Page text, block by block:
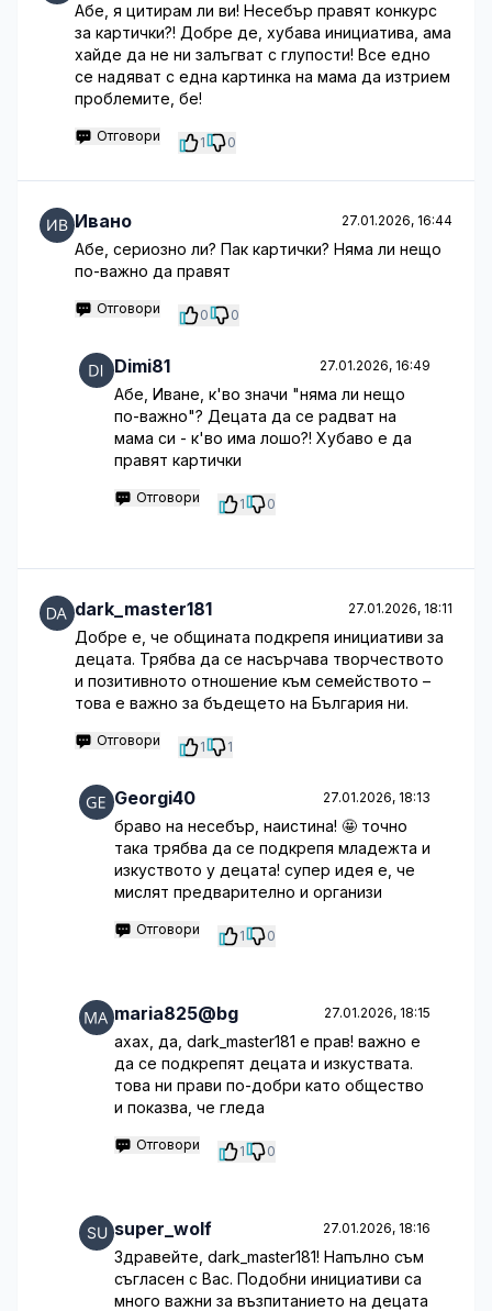
Абе, я цитирам ли ви! Несебър правят конкурс
за картички?! Добре де, хубава инициатива, ама
хайде да не ни залъгват с глупости! Все едно
се надяват с една картинка на мама да изтрием
проблемите, бе!
Отговори 1 0
Ивано 27.01.2026, 16:44
Абе, сериозно ли? Пак картички? Няма ли нещо
по-важно да правят
Отговори 0 0
Dimi81 27.01.2026, 16:49
Абе, Иване, к'во значи "няма ли нещо
по-важно"? Децата да се радват на
мама си - к'во има лошо?! Хубаво е да
правят картички
Отговори 1 0
dark_master181 27.01.2026, 18:11
Добре е, че общината подкрепя инициативи за
децата. Трябва да се насърчава творчеството
и позитивното отношение към семейството –
това е важно за бъдещето на България ни.
Отговори 1 1
Georgi40 27.01.2026, 18:13
браво на несебър, наистина! 🤩 точно
така трябва да се подкрепя младежта и
изкуството у децата! супер идея е, че
мислят предварително и организи
Отговори 1 0
maria825@bg 27.01.2026, 18:15
ахах, да, dark_master181 е прав! важно е
да се подкрепят децата и изкуствата.
това ни прави по-добри като общество
и показва, че гледа
Отговори 1 0
super_wolf 27.01.2026, 18:16
Здравейте, dark_master181! Напълно съм
съгласен с Вас. Подобни инициативи са
много важни за възпитанието на децата